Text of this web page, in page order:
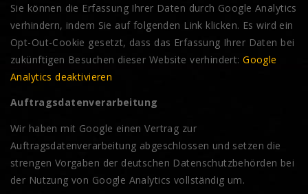
Sie können die Erfassung Ihrer Daten durch Google Analytics
verhindern, indem Sie auf folgenden Link klicken. Es wird ein
Opt-Out-Cookie gesetzt, dass das Erfassung Ihrer Daten bei
zukünftigen Besuchen dieser Website verhindert:Google
Analytics deaktivieren
Auftragsdatenverarbeitung
Wir haben mit Google einen Vertrag zur
Auftragsdatenverarbeitung abgeschlossen und setzen die
strengen Vorgaben der deutschen Datenschutzbehörden bei
der Nutzung von Google Analytics vollständig um.